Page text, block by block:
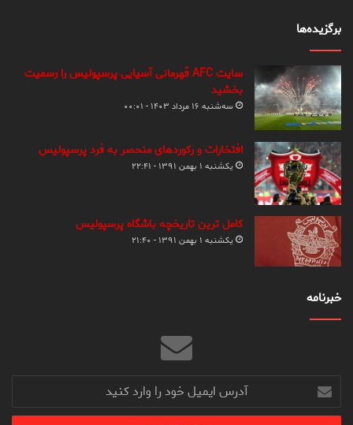
برگزیده‌ها
سایت AFC قهرمانی آسیایی پرسپولیس را رسمیت
بخشید
سه‌شنبه ۱۶ مرداد ۱۴۰۳ - ۰۰:۰۱
افتخارات و رکوردهای منحصر به فرد پرسپولیس
یکشنبه ۱ بهمن ۱۳۹۱ - ۲۲:۴۱
کامل ترین تاریخچه باشگاه پرسپولیس
یکشنبه ۱ بهمن ۱۳۹۱ - ۲۱:۴۰
خبرنامه
آدرس
ایمیل
خود